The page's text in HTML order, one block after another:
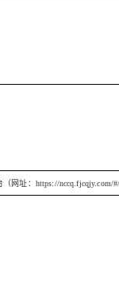
网址： https://nccq.fjcqjy.com/